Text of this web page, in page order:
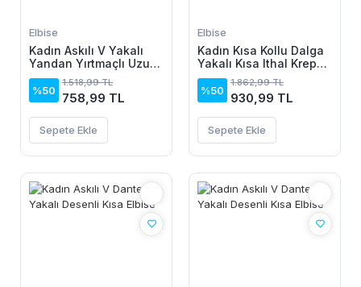
Elbise
Kadın Askılı V Yakalı
Yandan Yırtmaçlı Uzun
Viskon Elbise
%50
1.518,99 TL
758,99 TL
Sepete Ekle
Elbise
Kadın Kısa Kollu Dalga
Yakalı Kısa Ithal Krep
Elbise
%50
1.862,99 TL
930,99 TL
Sepete Ekle